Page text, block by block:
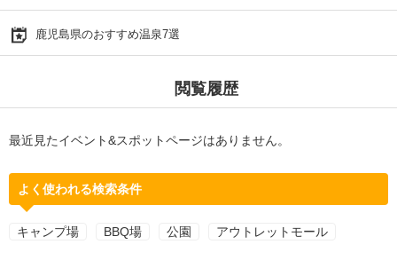
鹿児島県のおすすめ温泉7選
閲覧履歴
最近見たイベント&スポットページはありません。
よく使われる検索条件
キャンプ場 BBQ場 公園 アウトレットモール